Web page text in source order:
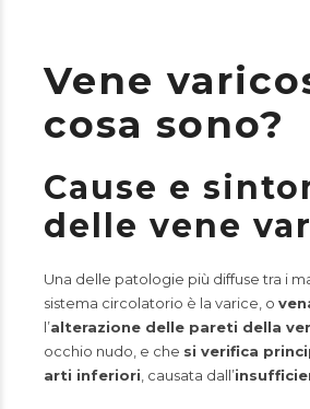
Vene
cosa sono?
Cause e
delle vene
Una delle patologie più diffuse tra i
sistema circolatorio è la varice, o
l’alterazione delle pareti della
occhio nudo, e che si verifica
arti inferiori , causata dall’